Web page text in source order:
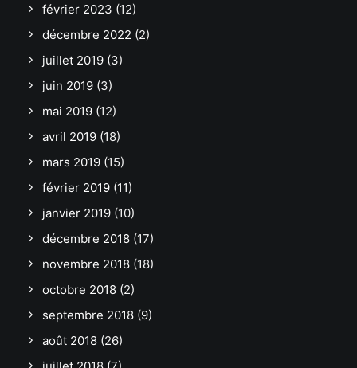
février 2023 (12)
décembre 2022 (2)
juillet 2019 (3)
juin 2019 (3)
mai 2019 (12)
avril 2019 (18)
mars 2019 (15)
février 2019 (11)
janvier 2019 (10)
décembre 2018 (17)
novembre 2018 (18)
octobre 2018 (2)
septembre 2018 (9)
août 2018 (26)